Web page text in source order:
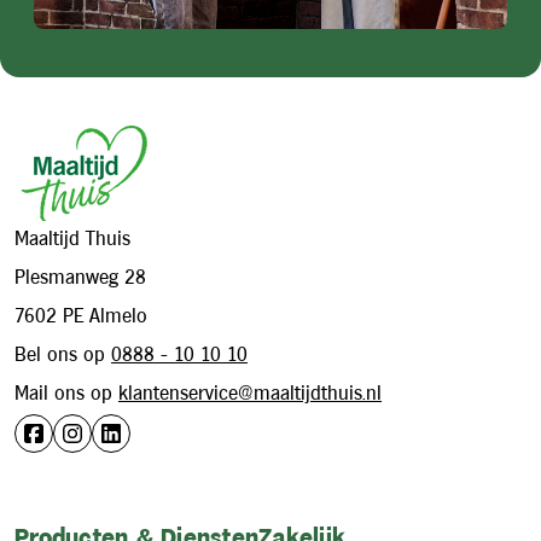
Maaltijd Thuis
Plesmanweg 28
7602 PE Almelo
Bel ons op 0888 - 10 10 10
Mail ons op klantenservice@maaltijdthuis.nl